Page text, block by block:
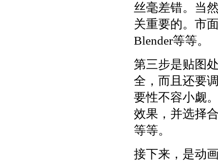
丝毫差错。当
关重要的。市
Blender等等。
第三步是贴图
全，而且还要
要性不容小觑
效果，并选择
等等。
接下来，是动